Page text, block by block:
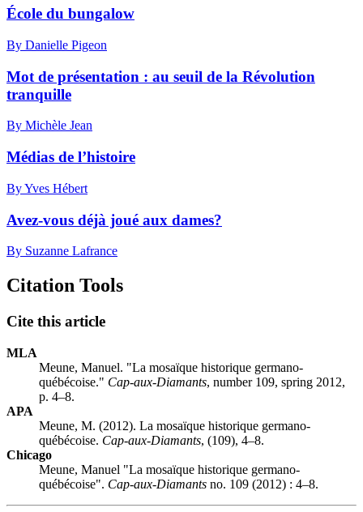
École du bungalow
By Danielle Pigeon
Mot de présentation : au seuil de la Révolution
tranquille
By Michèle Jean
Médias de l’histoire
By Yves Hébert
Avez-vous déjà joué aux dames?
By Suzanne Lafrance
Citation Tools
Cite this article
MLA
Meune, Manuel. "La mosaïque historique germano-
québécoise." Cap-aux-Diamants, number 109, spring 2012,
p. 4–8.
APA
Meune, M. (2012). La mosaïque historique germano-
québécoise. Cap-aux-Diamants, (109), 4–8.
Chicago
Meune, Manuel "La mosaïque historique germano-
québécoise". Cap-aux-Diamants no. 109 (2012) : 4–8.